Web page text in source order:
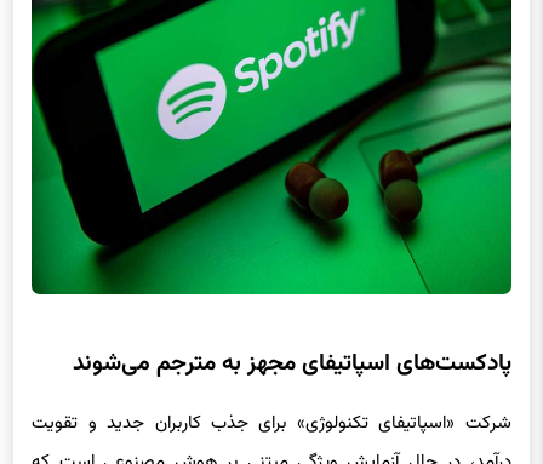
پادکست‌های اسپاتیفای مجهز به مترجم می‌شوند
شرکت «اسپاتیفای تکنولوژی» برای جذب کاربران جدید و تقویت